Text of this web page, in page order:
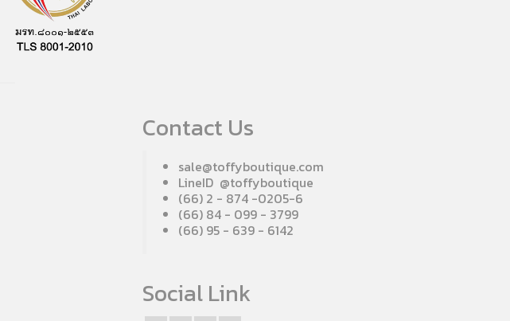
Contact Us
sale@toffyboutique.com
LineID @toffyboutique
(66) 2 - 874 -0205-6
(66) 84 - 099 - 3799
(66) 95 - 639 - 6142
Social Link